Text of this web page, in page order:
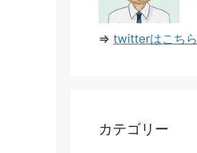
⇒ twitterはこちら
カテゴリー